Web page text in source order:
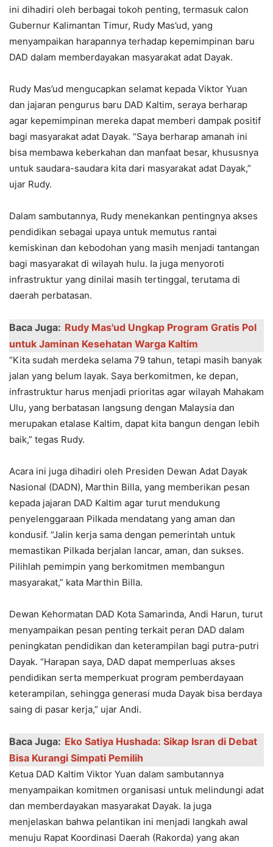
ini dihadiri oleh berbagai tokoh penting, termasuk calon
Gubernur Kalimantan Timur, Rudy Mas’ud, yang
menyampaikan harapannya terhadap kepemimpinan baru
DAD dalam memberdayakan masyarakat adat Dayak.
Rudy Mas’ud mengucapkan selamat kepada Viktor Yuan
dan jajaran pengurus baru DAD Kaltim, seraya berharap
agar kepemimpinan mereka dapat memberi dampak positif
bagi masyarakat adat Dayak. “Saya berharap amanah ini
bisa membawa keberkahan dan manfaat besar, khususnya
untuk saudara-saudara kita dari masyarakat adat Dayak,”
ujar Rudy.
Dalam sambutannya, Rudy menekankan pentingnya akses
pendidikan sebagai upaya untuk memutus rantai
kemiskinan dan kebodohan yang masih menjadi tantangan
bagi masyarakat di wilayah hulu. Ia juga menyoroti
infrastruktur yang dinilai masih tertinggal, terutama di
daerah perbatasan.
Baca Juga: Rudy Mas'ud Ungkap Program Gratis Pol
untuk Jaminan Kesehatan Warga Kaltim
“Kita sudah merdeka selama 79 tahun, tetapi masih banyak
jalan yang belum layak. Saya berkomitmen, ke depan,
infrastruktur harus menjadi prioritas agar wilayah Mahakam
Ulu, yang berbatasan langsung dengan Malaysia dan
merupakan etalase Kaltim, dapat kita bangun dengan lebih
baik,” tegas Rudy.
Acara ini juga dihadiri oleh Presiden Dewan Adat Dayak
Nasional (DADN), Marthin Billa, yang memberikan pesan
kepada jajaran DAD Kaltim agar turut mendukung
penyelenggaraan Pilkada mendatang yang aman dan
kondusif. “Jalin kerja sama dengan pemerintah untuk
memastikan Pilkada berjalan lancar, aman, dan sukses.
Pilihlah pemimpin yang berkomitmen membangun
masyarakat,” kata Marthin Billa.
Dewan Kehormatan DAD Kota Samarinda, Andi Harun, turut
menyampaikan pesan penting terkait peran DAD dalam
peningkatan pendidikan dan keterampilan bagi putra-putri
Dayak. “Harapan saya, DAD dapat memperluas akses
pendidikan serta memperkuat program pemberdayaan
keterampilan, sehingga generasi muda Dayak bisa berdaya
saing di pasar kerja,” ujar Andi.
Baca Juga: Eko Satiya Hushada: Sikap Isran di Debat
Bisa Kurangi Simpati Pemilih
Ketua DAD Kaltim Viktor Yuan dalam sambutannya
menyampaikan komitmen organisasi untuk melindungi adat
dan memberdayakan masyarakat Dayak. Ia juga
menjelaskan bahwa pelantikan ini menjadi langkah awal
menuju Rapat Koordinasi Daerah (Rakorda) yang akan